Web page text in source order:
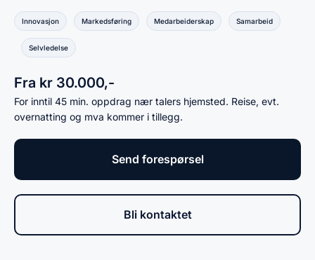
Innovasjon Markedsføring Medarbeiderskap Samarbeid
Selvledelse
Fra kr 30.000,-
For inntil 45 min. oppdrag nær talers hjemsted. Reise, evt.
overnatting og mva kommer i tillegg.
Send forespørsel
Bli kontaktet